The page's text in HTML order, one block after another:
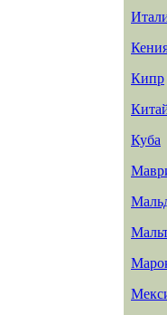
Кипр
Куба